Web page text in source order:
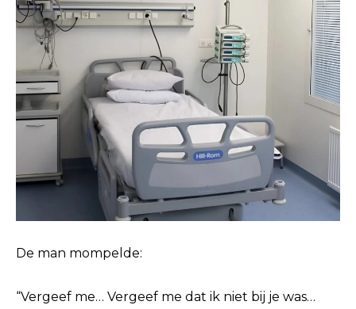
De man mompelde:
“Vergeef me… Vergeef me dat ik niet bij je was…